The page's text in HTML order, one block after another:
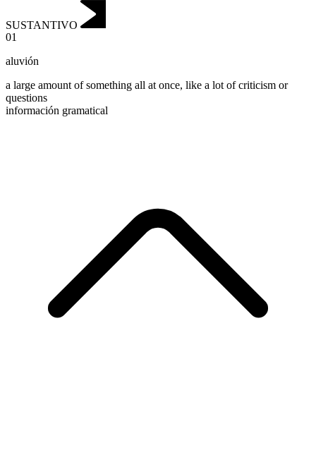
SUSTANTIVO
01
aluvión
a large amount of something all at once, like a lot of criticism or
questions
información gramatical